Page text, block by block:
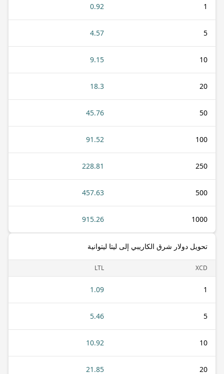
1
0.92
5
4.57
10
9.15
20
18.3
50
45.76
100
91.52
250
228.81
500
457.63
1000
915.26
تحويل دولار شرق الكاريبي إلى ليتا ليتوانية
XCD
LTL
1
1.09
5
5.46
10
10.92
20
21.85